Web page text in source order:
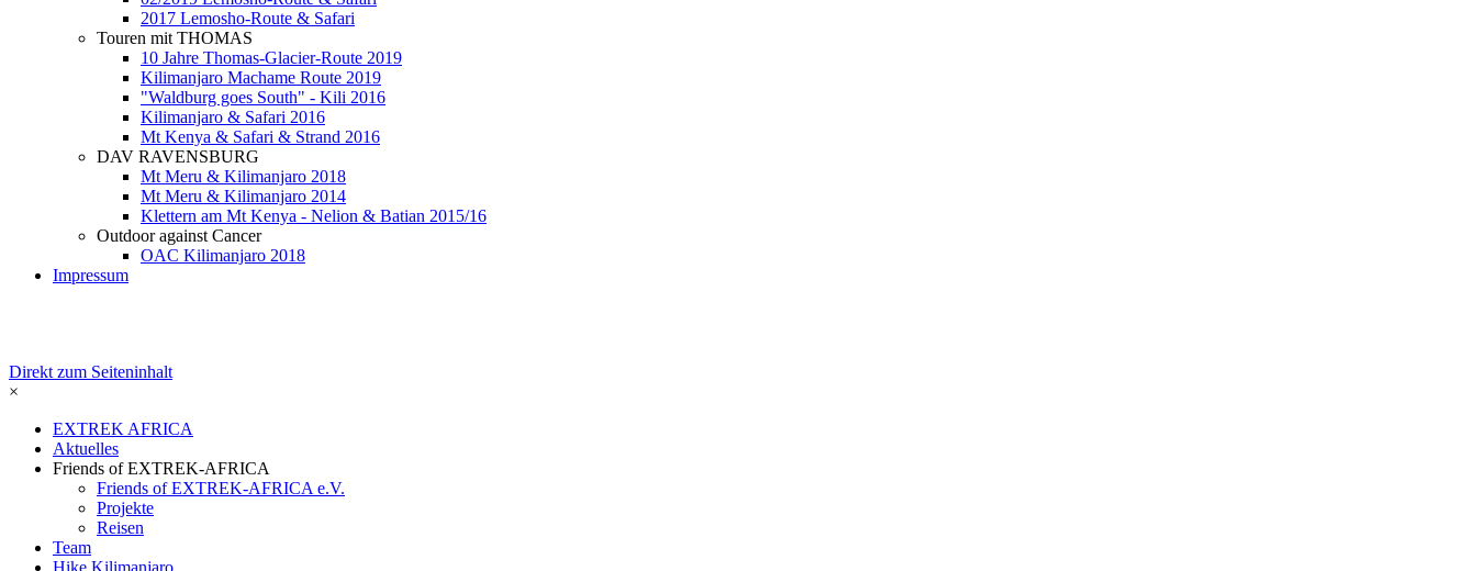
2017 Lemosho-Route & Safari
Touren mit THOMAS
10 Jahre Thomas-Glacier-Route 2019
Kilimanjaro Machame Route 2019
"Waldburg goes South" - Kili 2016
Kilimanjaro & Safari 2016
Mt Kenya & Safari & Strand 2016
DAV RAVENSBURG
Mt Meru & Kilimanjaro 2018
Mt Meru & Kilimanjaro 2014
Klettern am Mt Kenya - Nelion & Batian 2015/16
Outdoor against Cancer
OAC Kilimanjaro 2018
Impressum
Direkt zum Seiteninhalt
×
EXTREK AFRICA
Aktuelles
Friends of EXTREK-AFRICA
Friends of EXTREK-AFRICA e.V.
Projekte
Reisen
Team
Hike Kilimanjaro